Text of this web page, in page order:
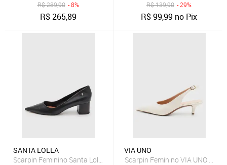
R$289,90 - 8%
R$265,89
R$139,90 - 29%
R$99,99 no Pix
SANTA LOLLA
Scarpin Feminino Santa Lolla Couro Salto Bloco Preto
VIA UNO
Scarpin Feminino VIA UNO Bico